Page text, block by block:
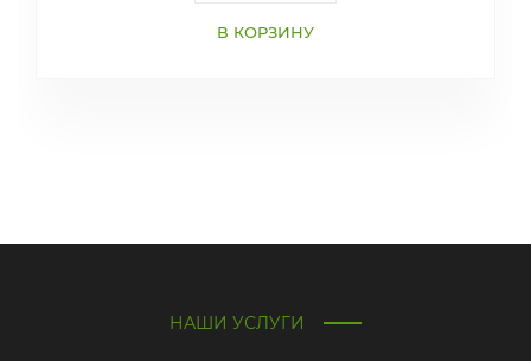
В КОРЗИНУ
НАШИ УСЛУГИ